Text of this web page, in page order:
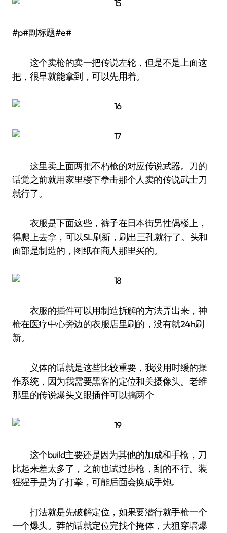
#p#副标题#e#
这个卖枪的卖一把传说左轮，但是不是上面这
把，很早就能拿到，可以先用着。
这里卖上面两把不朽枪的对应传说武器。刀的
话觉之前就用家里楼下拳击那个人卖的传说武士刀
就行了。
衣服是下面这些，裤子在日本街男性偶楼上，
得爬上去拿，可以SL刷新，刷出三孔就行了。头和
面部是制造的，图纸在商人那里买的。
衣服的插件可以用制造拆解的方法弄出来，神
枪在医疗中心旁边的衣服店里刷的，没有就24h刷
新。
义体的话就是这些比较重要，我没用时缓的操
作系统，因为我需要黑客的定位和关摄像头。老维
那里的传说爆头义眼插件可以搞两个
这个build主要还是因为其他的加成和手枪，刀
比起来差太多了，之前也试过步枪，刮的不行。装
猩猩手是为了打拳，可能后面会换成手炮。
打法就是先破解定位，如果要潜行就手枪一个
一个爆头。莽的话就定位完找个掩体，大狙穿墙爆